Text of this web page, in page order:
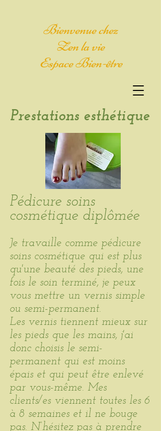
Bienvenue chez
Zen la vie
Espace Bien-être
Prestations esthétique
Pédicure soins
cosmétique diplômée
Je travaille comme pédicure
soins cosmétique qui est plus
qu'une beauté des pieds, une
fois le soin terminé, je peux
vous mettre un vernis simple
ou semi-permanent.
Les vernis tiennent mieux sur
les pieds que les mains, j'ai
donc choisis le semi-
permanent qui est moins
épais et qui peut être enlevé
par vous-même. Mes
clients/es viennent toutes les 6
à 8 semaines et il ne bouge
pas. N’hésitez pas à prendre